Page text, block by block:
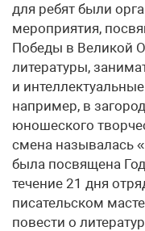
для ребят были
мероприятия,
Победы в Великой
литературы,
и
например, в
юношеского
смена называлась
была посвящена
течение 21 дня
писательском
повести о